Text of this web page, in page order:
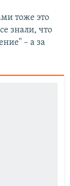
тоже это
знали, что
– а за